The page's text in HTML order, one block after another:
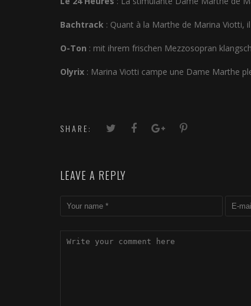
Bachtrack : Quant à la Marthe de Marina Viotti,
O-Ton : mit ihrem frischen Mezzosopran
Olyrix : Marina Viotti campe une Dame Marthe
SHARE:
LEAVE A REPLY